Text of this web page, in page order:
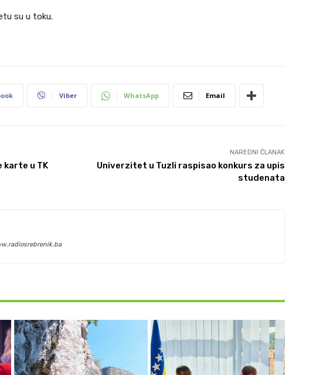
su u toku.
Viber WhatsApp Email
karte u TK
NAREDNI ČLANAK
Univerzitet u Tuzli raspisao konkurs za upis
studenata